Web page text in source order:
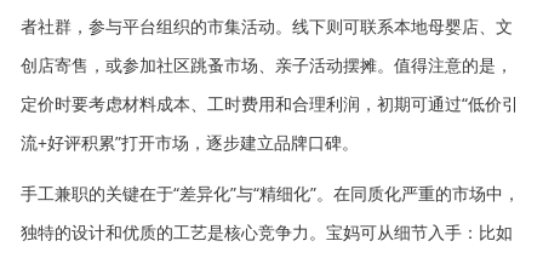
者社群，参与平台组织的市集活动。线下则可联系本地母婴店、文
创店寄售，或参加社区跳蚤市场、亲子活动摆摊。值得注意的是，
定价时要考虑材料成本、工时费用和合理利润，初期可通过“低价引
流+好评积累”打开市场，逐步建立品牌口碑。
手工兼职的关键在于“差异化”与“精细化”。在同质化严重的市场中，
独特的设计和优质的工艺是核心竞争力。宝妈可从细节入手：比如